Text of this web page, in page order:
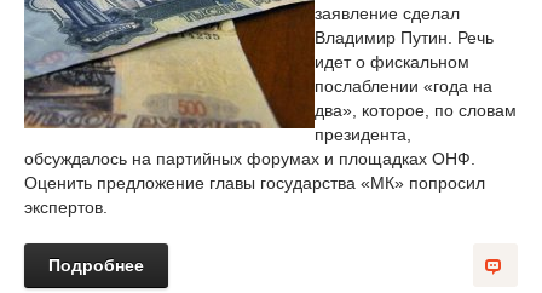
заявление сделал
Владимир Путин. Речь
идет о фискальном
послаблении «года на
два», которое, по словам
президента,
обсуждалось на партийных форумах и площадках ОНФ.
Оценить предложение главы государства «МК» попросил
экспертов.
Подробнее